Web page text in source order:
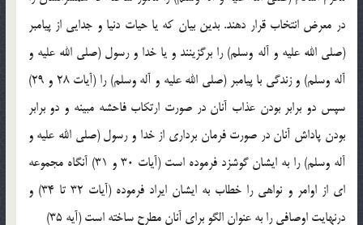
در معرض انتخاب قرار دهند. بدين بيان که يا حيات دنيا و جدايي از پيامبر
(صلي الله عليه و آله وسلم) را برگزينند و يا خدا و رسول (صلي الله عليه و
آله وسلم) و زندگي با پيامبر (صلي الله عليه و آله وسلم) را (آيات 28 و 29)
سپس دو برابر بودن عذاب آنان در صورت ارتکاب فاحشه مبينه و دو برابر
بودن پاداش آنان در صورت فرمان برداري از خدا و رسول (صلي الله عليه و
آله وسلم) را به ايشان گوشزد فرموده است (آيات 30 و 31) آنگاه مجموعه
اي از اوامر و نواهي را خطاب به ايشان ايراد فرموده (آيات 32 تا 34) و
درنهايت اوصافي را به عنوان الگو براي آنان مطرح ساخته است (آيه 35)